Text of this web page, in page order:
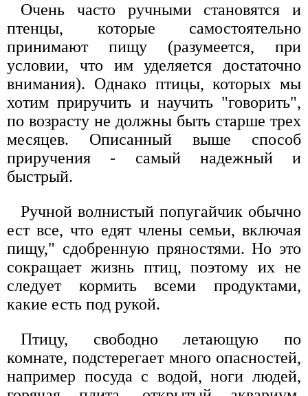
Очень часто ручными становятся и
птенцы, которые самостоятельно
принимают пищу (разумеется, при
условии, что им уделяется достаточно
внимания). Однако птицы, которых мы
хотим приручить и научить "говорить",
по возрасту не должны быть старше трех
месяцев. Описанный выше способ
приручения - самый надежный и
быстрый.
Ручной волнистый попугайчик обычно
ест все, что едят члены семьи, включая
пищу," сдобренную пряностями. Но это
сокращает жизнь птиц, поэтому их не
следует кормить всеми продуктами,
какие есть под рукой.
Птицу, свободно летающую по
комнате, подстерегает много опасностей,
например посуда с водой, ноги людей,